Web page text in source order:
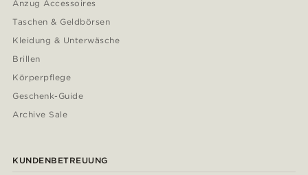
Anzug Accessoires
Taschen & Geldbörsen
Kleidung & Unterwäsche
Brillen
Körperpflege
Geschenk-Guide
Archive Sale
KUNDENBETREUUNG